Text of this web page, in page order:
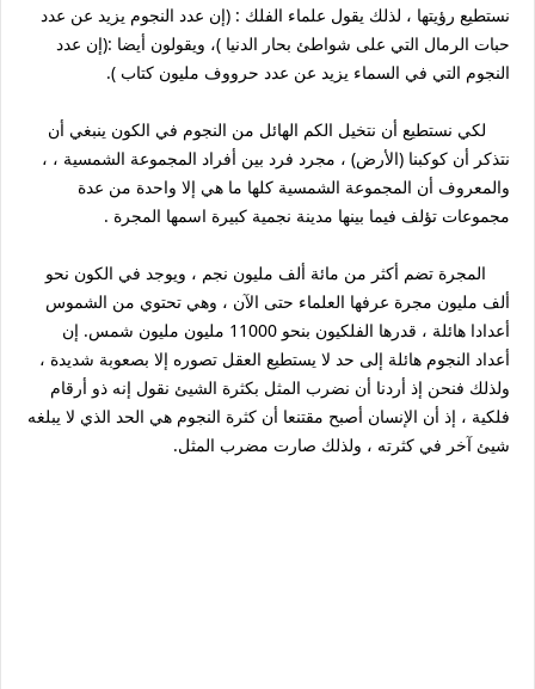
نستطيع رؤيتها ، لذلك يقول علماء الفلك : (إن عدد النجوم يزيد عن عدد
حبات الرمال التي على شواطئ بحار الدنيا )، ويقولون أيضا :(إن عدد
النجوم التي في السماء يزيد عن عدد حرووف مليون كتاب ).
لكي نستطيع أن نتخيل الكم الهائل من النجوم في الكون ينبغي أن
نتذكر أن كوكبنا (الأرض) ، مجرد فرد بين أفراد المجموعة الشمسية ، ،
والمعروف أن المجموعة الشمسية كلها ما هي إلا واحدة من عدة
مجموعات تؤلف فيما بينها مدينة نجمية كبيرة اسمها المجرة .
المجرة تضم أكثر من مائة ألف مليون نجم ، ويوجد في الكون نحو
ألف مليون مجرة عرفها العلماء حتى الآن ، وهي تحتوي من الشموس
أعدادا هائلة ، قدرها الفلكيون بنحو 11000 مليون مليون شمس. إن
أعداد النجوم هائلة إلى حد لا يستطيع العقل تصوره إلا بصعوبة شديدة ،
ولذلك فنحن إذ أردنا أن نضرب المثل بكثرة الشيئ نقول إنه ذو أرقام
فلكية ، إذ أن الإنسان أصبح مقتنعا أن كثرة النجوم هي الحد الذي لا يبلغه
شيئ آخر في كثرته ، ولذلك صارت مضرب المثل.